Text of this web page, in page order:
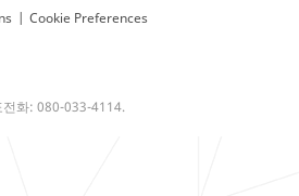
| Cookie Preferences
화: 080-033-4114.